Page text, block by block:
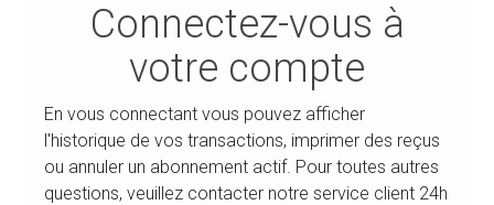
Connectez-vous à
votre compte
En vous connectant vous pouvez afficher
l'historique de vos transactions, imprimer des reçus
ou annuler un abonnement actif. Pour toutes autres
questions, veuillez contacter notre service client 24h